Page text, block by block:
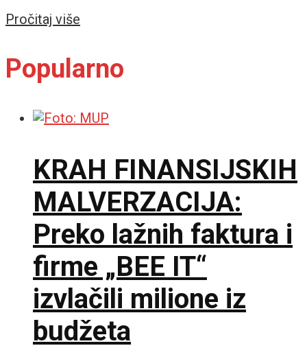
Pročitaj više
Popularno
KRAH FINANSIJSKIH
MALVERZACIJA:
Preko lažnih faktura i
firme „BEE IT“
izvlačili milione iz
budžeta